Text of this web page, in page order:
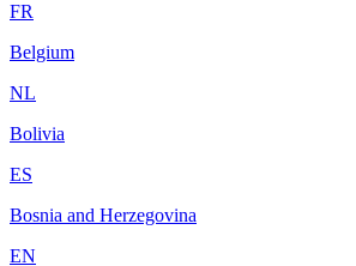
FR
Belgium
NL
Bolivia
ES
Bosnia and Herzegovina
EN